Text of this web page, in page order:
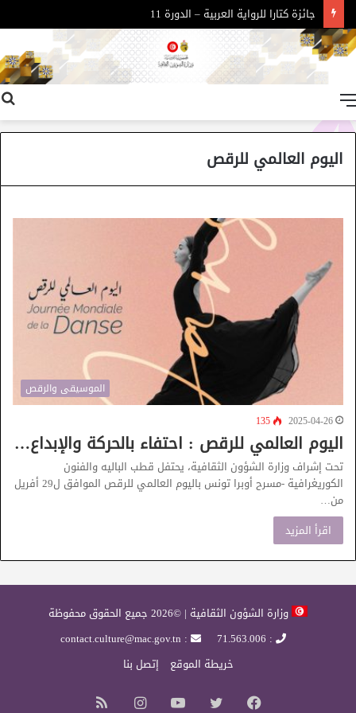
جائزة كتارا للرواية العربية – الدورة 11
اليوم العالمي للرقص
الموسيقى والرقص
2025-04-26
135
اليوم العالمي للرقص : احتفاء بالحركة والإبداع…
تحت إشراف وزارة الشؤون الثقافية، يحتفل قطب الباليه والفنون
الكوريغرافية -مسرح أوبرا تونس باليوم العالمي للرقص الموافق ل29 أفريل
من…
اقرأ المزيد
وزارة الشؤون الثقافية | ©2026 جميع الحقوق محفوظة
: 71.563.006
: contact.culture@mac.gov.tn
خريطة الموقع
إتصل بنا
فيسبوك تويتر يوتيوب انستقرام